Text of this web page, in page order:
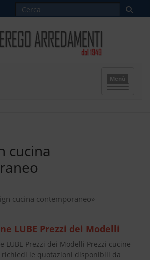
Menù
cucina
cucina contemporaneo»
LUBE Prezzi dei Modelli
LUBE Prezzi dei Modelli Prezzi cucine
richiedi le quotazioni disponibili da